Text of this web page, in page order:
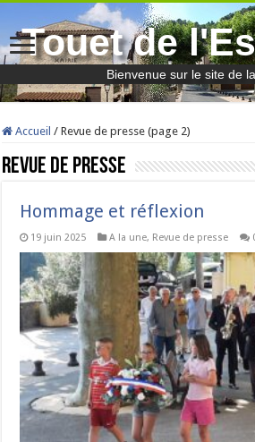
Touet de
Bienvenue sur le site de
Accueil / Revue de presse (page 2)
Revue de presse
Hommage et réflexion
19 juin 2025 A la une, Revue de presse